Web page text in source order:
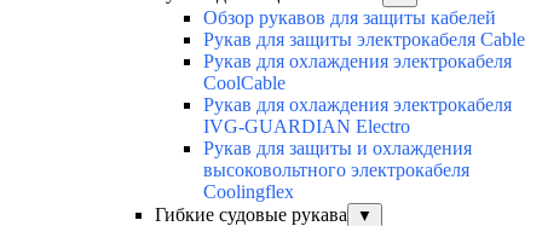
Обзор рукавов для защиты кабелей
Рукав для защиты электрокабеля Cable
Рукав для охлаждения электрокабеля
CoolCable
Рукав для охлаждения электрокабеля
IVG-GUARDIAN Electro
Рукав для защиты и охлаждения
высоковольтного электрокабеля
Coolingflex
Гибкие судовые рукава
▼